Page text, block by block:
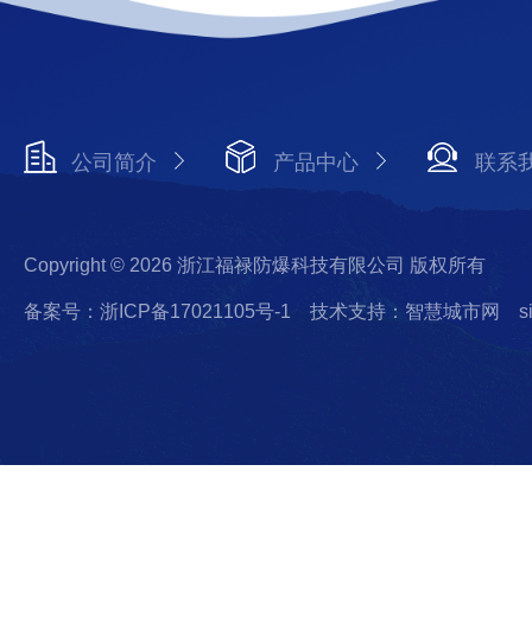
公司简介 产品中心 联系
Copyright © 2026 浙江福禄防爆科技有限公司 版权所有
备案号：浙ICP备17021105号-1 技术支持：智慧城市网